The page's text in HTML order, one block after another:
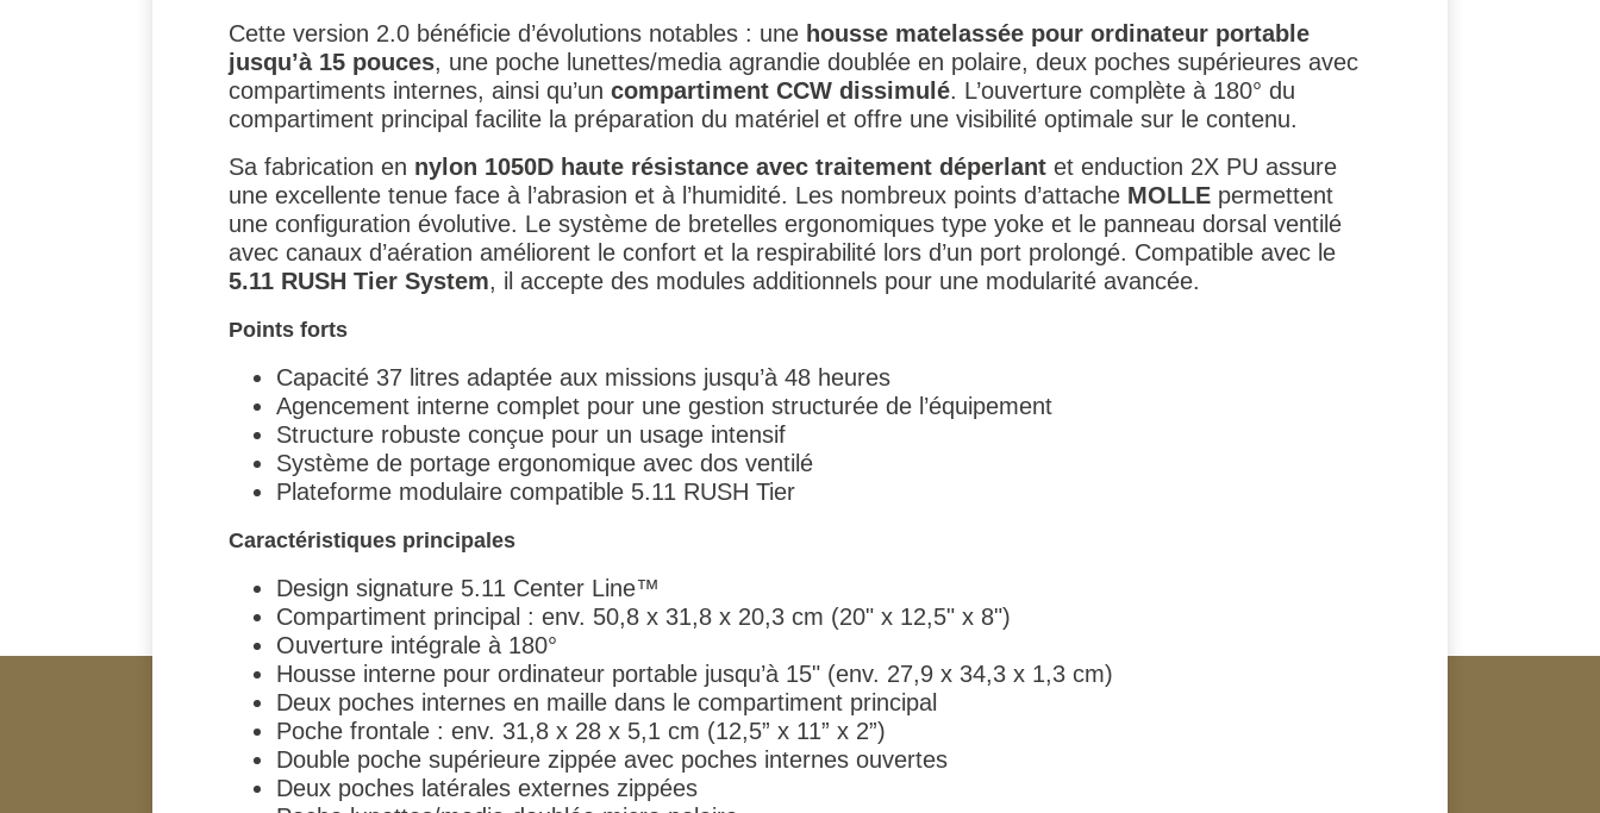
Cette version 2.0 bénéficie d’évolutions notables : une housse matelassée pour ordinateur portable
jusqu’à 15 pouces, une poche lunettes/media agrandie doublée en polaire, deux poches supérieures avec
compartiments internes, ainsi qu’un compartiment CCW dissimulé. L’ouverture complète à 180° du
compartiment principal facilite la préparation du matériel et offre une visibilité optimale sur le contenu.
Sa fabrication en nylon 1050D haute résistance avec traitement déperlant et enduction 2X PU assure
une excellente tenue face à l’abrasion et à l’humidité. Les nombreux points d’attache MOLLE permettent
une configuration évolutive. Le système de bretelles ergonomiques type yoke et le panneau dorsal ventilé
avec canaux d’aération améliorent le confort et la respirabilité lors d’un port prolongé. Compatible avec le
5.11 RUSH Tier System, il accepte des modules additionnels pour une modularité avancée.
Points forts
Capacité 37 litres adaptée aux missions jusqu’à 48 heures
Agencement interne complet pour une gestion structurée de l’équipement
Structure robuste conçue pour un usage intensif
Système de portage ergonomique avec dos ventilé
Plateforme modulaire compatible 5.11 RUSH Tier
Caractéristiques principales
Design signature 5.11 Center Line™
Compartiment principal : env. 50,8 x 31,8 x 20,3 cm (20" x 12,5" x 8")
Ouverture intégrale à 180°
Housse interne pour ordinateur portable jusqu’à 15" (env. 27,9 x 34,3 x 1,3 cm)
Deux poches internes en maille dans le compartiment principal
Poche frontale : env. 31,8 x 28 x 5,1 cm (12,5” x 11” x 2”)
Double poche supérieure zippée avec poches internes ouvertes
Deux poches latérales externes zippées